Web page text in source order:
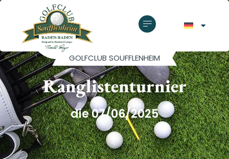
GOLFCLUB SOUFFLENHEIM
Ranglistenturnier
die 07/06/2025